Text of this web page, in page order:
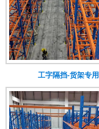
工字隔挡-货架专用